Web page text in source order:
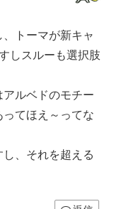
トーマが新キャ
しスルーも選択肢
アルベドのモチー
てほえ～ってな
、それを超える